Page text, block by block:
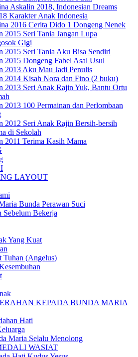
Askalin 2018, Indonesian Dreams
Karakter Anak Indonesia
2016 Cerita Dido 1 Dongeng Nenek
2015 Seri Tania Jangan Lupa
Gigi
2015 Seri Tania Aku Bisa Sendiri
2015 Dongeng Fabel Asal Usul
2013 Aku Mau Jadi Penulis
2014 Kisah Nora dan Fino (2 buku)
2013 Seri Anak Rajin Yuk, Bantu Ortu
2013 100 Permainan dan Perlombaan
2012 Seri Anak Rajin Bersih-bersih
di Sekolah
2011 Terima Kasih Mama
LAYOUT
Bunda Perawan Suci
Sebelum Bekerja
Yang Kuat
Tuhan (Angelus)
KEPADA BUNDA MARIA
Hati
Maria Selalu Menolong
WASIAT